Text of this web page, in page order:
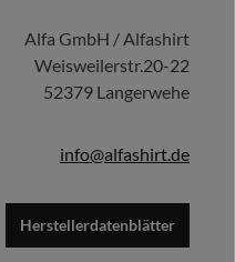
Alfa GmbH / Alfashirt
Weisweilerstr.20-22
52379 Langerwehe
info@alfashirt.de
Herstellerdatenblätter